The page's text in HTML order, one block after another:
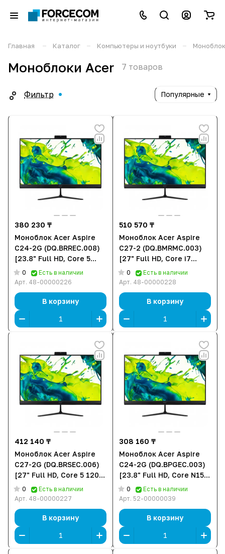
Главная – Каталог – Компьютеры и ноутбуки –
Моноблоки Acer 7 товаров
Фильтр Популярные
380 230 ₸
Моноблок Acer Aspire
C24-2G (DQ.BRREC.008)
[23.8" Full HD, Core 5
120U, 16 ГБ ОЗУ, 512 ГБ
SSD, DOS]
0
Есть в наличии
Арт. 48-00000226
В корзину
510 570 ₸
Моноблок Acer Aspire
C27-2 (DQ.BMRMC.003)
[27" Full HD, Core i7
1355U, 16 ГБ ОЗУ, 1 ТБ
SSD, DOS]
0
Есть в наличии
Арт. 48-00000228
В корзину
412 140 ₸
Моноблок Acer Aspire
C27-2G (DQ.BRSEC.006)
[27" Full HD, Core 5 120U,
16 ГБ ОЗУ, 512 ГБ SSD,
DOS]
0
Есть в наличии
Арт. 48-00000227
В корзину
308 160 ₸
Моноблок Acer Aspire
C24-2G (DQ.BPGEC.003)
[23.8" Full HD, Core N150,
8 ГБ ОЗУ, 256 ГБ SSD,
DOS]
0
Есть в наличии
Арт. 52-00000039
В корзину